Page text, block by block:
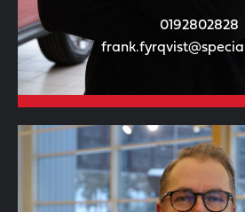
0192802828